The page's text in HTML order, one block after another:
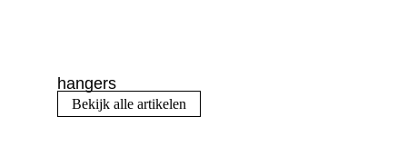
hangers
Bekijk alle artikelen